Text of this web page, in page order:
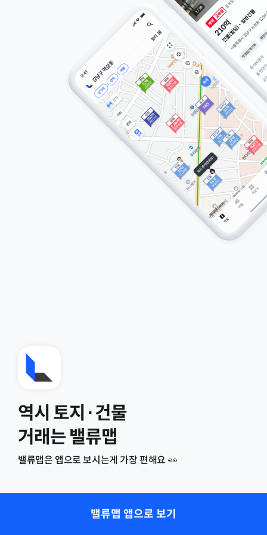
역시 토지·건물
거래는 밸류맵
밸류맵은 앱으로 보시는게 가장 편해요 👀
밸류맵 앱으로 보기